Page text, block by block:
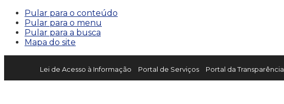
Pular para o conteúdo
Pular para o menu
Pular para a busca
Mapa do site
Lei de Acesso à Informação Portal de Serviços Portal da Transparência